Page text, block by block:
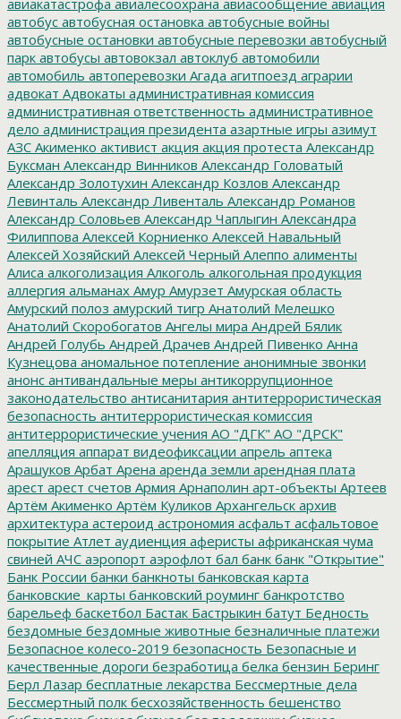
автобус автобусная остановка автобусные войны
автобусные остановки автобусные перевозки автобусный
парк автобусы автовокзал автоклуб автомобили
автомобиль автоперевозки Агада агитпоезд аграрии
адвокат Адвокаты административная комиссия
административная ответственность административное
дело администрация президента азартные игры азимут
АЗС Акименко активист акция акция протеста Александр
Буксман Александр Винников Александр Головатый
Александр Золотухин Александр Козлов Александр
Левинталь Александр Ливенталь Александр Романов
Александр Соловьев Александр Чаплыгин Александра
Филиппова Алексей Корниенко Алексей Навальный
Алексей Хозяйский Алексей Черный Алеппо алименты
Алиса алкоголизация Алкоголь алкогольная продукция
аллергия альманах Амур Амурзет Амурская область
Амурский полоз амурский тигр Анатолий Мелешко
Анатолий Скоробогатов Ангелы мира Андрей Бялик
Андрей Голубь Андрей Драчев Андрей Пивенко Анна
Кузнецова аномальное потепление анонимные звонки
анонс антивандальные меры антикоррупционное
законодательство антисанитария антитеррористическая
безопасность антитеррористическая комиссия
антитеррористические учения АО "ДГК" АО "ДРСК"
апелляция аппарат видеофиксации апрель аптека
Арашуков Арбат Арена аренда земли арендная плата
арест арест счетов Армия Арнаполин арт-объекты Артеев
Артём Акименко Артём Куликов Архангельск архив
архитектура астероид астрономия асфальт асфальтовое
покрытие Атлет аудиенция аферисты африканская чума
свиней АЧС аэропорт аэрофлот бал банк банк "Открытие"
Банк России банки банкноты банковская карта
банковские_карты банковский роуминг банкротство
барельеф баскетбол Бастак Бастрыкин батут Бедность
бездомные бездомные животные безналичные платежи
Безопасное колесо-2019 безопасность Безопасные и
качественные дороги безработица белка бензин Беринг
Берл Лазар бесплатные лекарства Бессмертные дела
Бессмертный полк бесхозяйственность бешенство